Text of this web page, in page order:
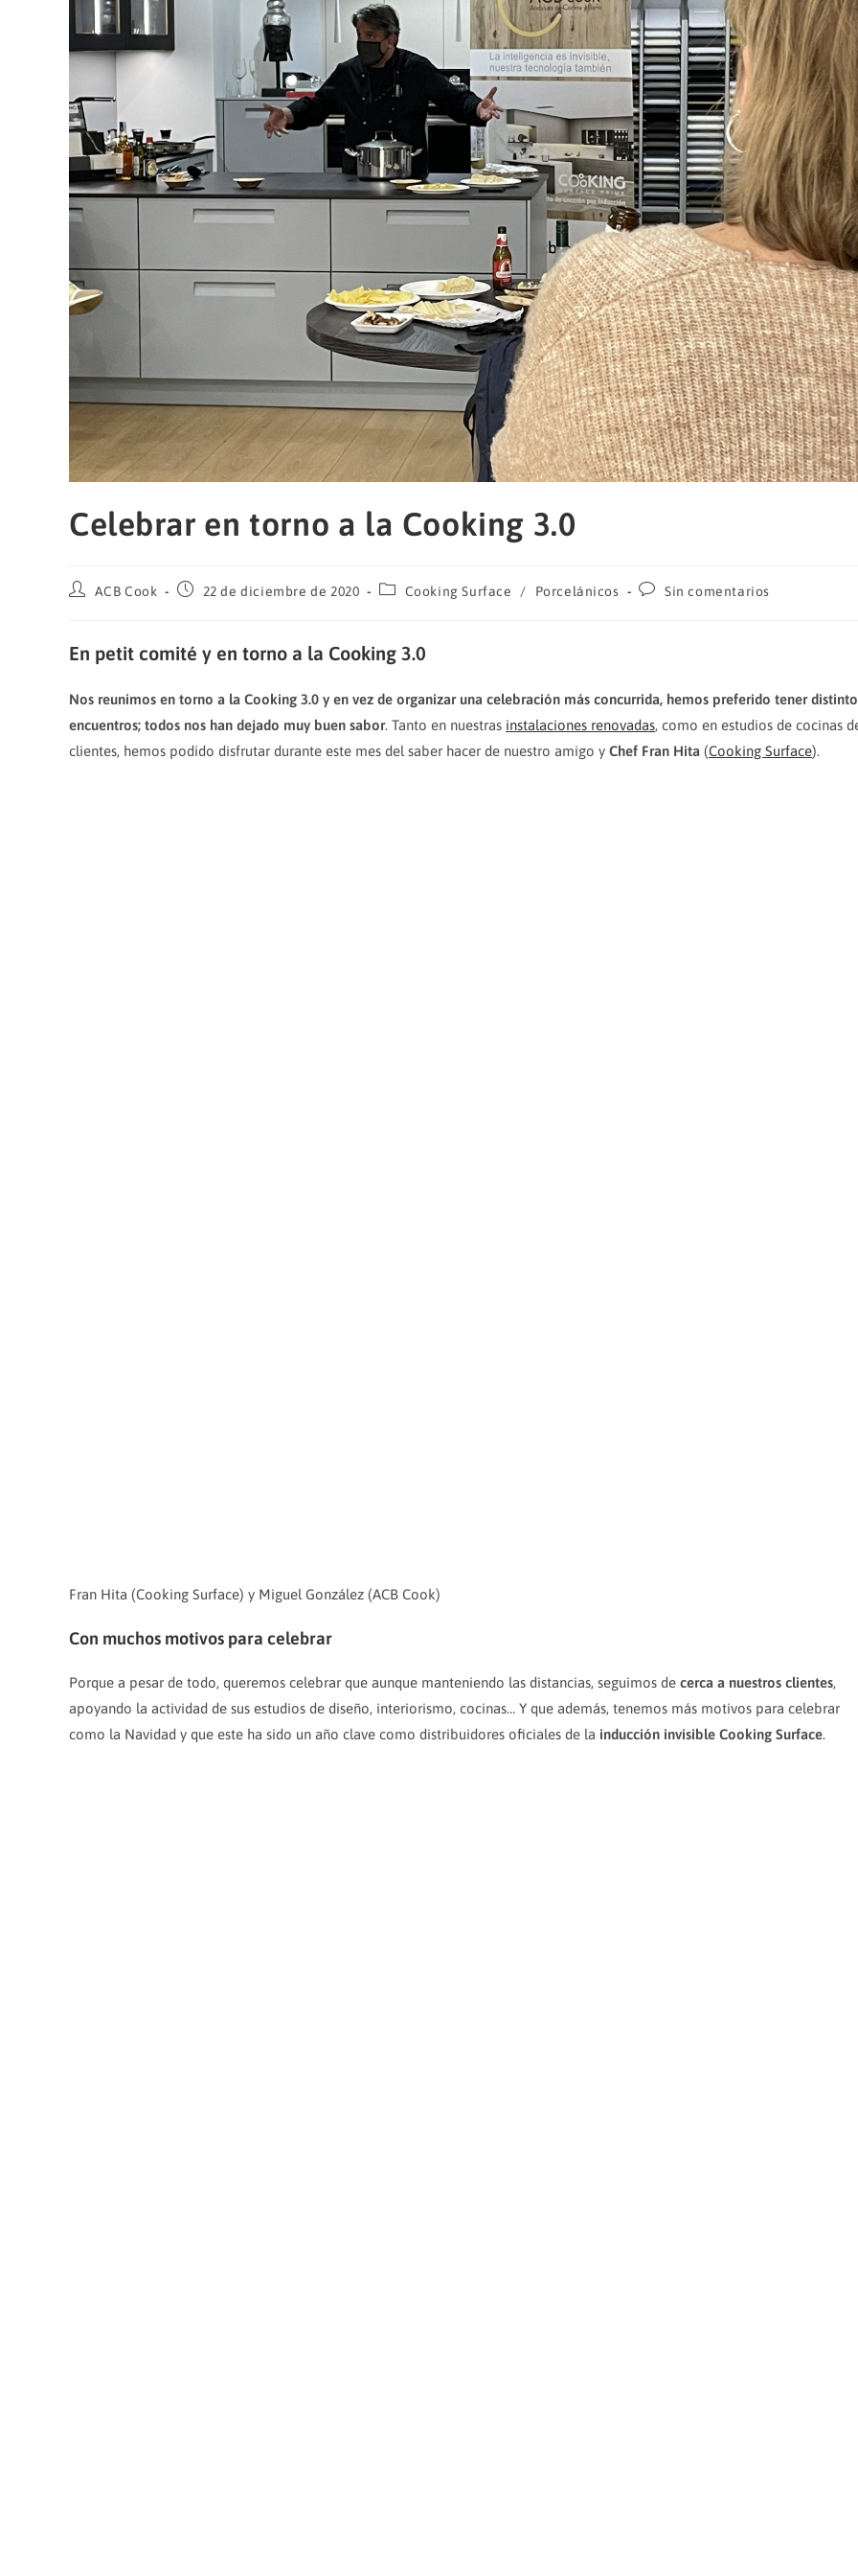
Celebrar en torno a la Cooking 3.0
AutorACB Cook
Publicación
entrada:
22 de diciembre de 2020
Categoría
Cooking Surface / Porcelánicos
Comentarios
Sin comentarios
En petit comité y en torno a la Cooking 3.0
Nos reunimos en torno a la Cooking 3.0 y en vez de organizar una celebración más concurrida, hemos preferido tener
encuentros; todos nos han dejado muy buen sabor. Tanto en nuestras instalaciones renovadas, como en estudios de cocinas
clientes, hemos podido disfrutar durante este mes del saber hacer de nuestro amigo y Chef Fran Hita (Cooking Surface).
Fran Hita (Cooking Surface) y Miguel González (ACB Cook)
Con muchos motivos para celebrar
Porque a pesar de todo, queremos celebrar que aunque manteniendo las distancias, seguimos de cerca a nuestros clientes,
apoyando la actividad de sus estudios de diseño, interiorismo, cocinas… Y que además, tenemos más motivos para celebrar
como la Navidad y que este ha sido un año clave como distribuidores oficiales de la inducción invisible Cooking Surface.